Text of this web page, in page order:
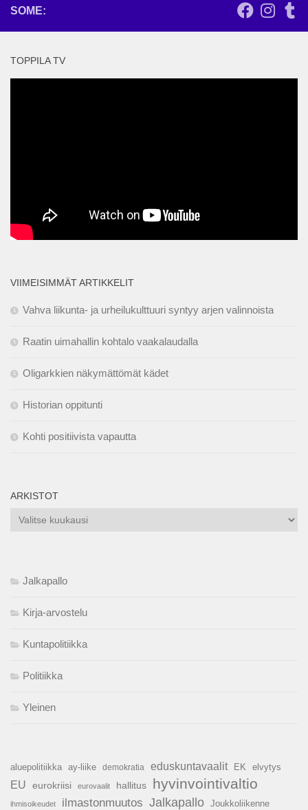
SOME:
TOPPILA TV
VIIMEISIMMÄT ARTIKKELIT
Vahva liikunta- ja urheilukulttuuri syntyy arjen valinnoista
Raatin uimahallin kohtalo vaakalaudalla
Oligarkkien näkymättömät kädet
Historian oppitunti
Kohti positiivista vapautta
ARKISTOT
Arkistot
Jalkapallo
Kirja-arvostelu
Kuntapolitiikka
Politiikka
Yleinen
aluepolitiikka ay-liike demokratia eduskuntavaalit EK elvytys
EU eurokriisi eurovaalit hallitus hyvinvointivaltio
ihmisoikeudet ilmastonmuutos Jalkapallo Joukkoliikenne